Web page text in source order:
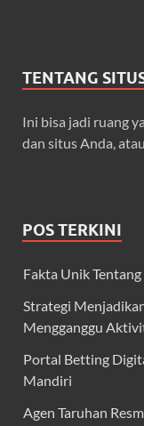
TENTANG
Ini bisa jadi ruang
dan situs Anda,
POS TERKINI
Fakta Unik
Strategi
Mengganggu
Portal Betting
Mandiri
Agen Taruhan